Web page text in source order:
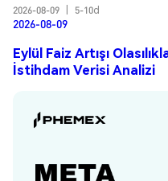
2026-08-09
5-10d
2026-08-09
Eylül Faiz Artışı
İstihdam Verisi Analizi